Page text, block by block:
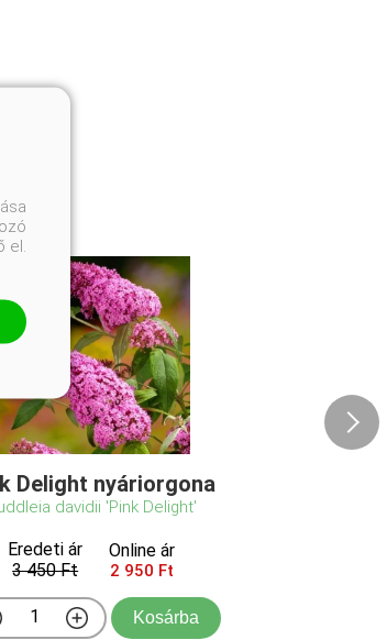
Delight nyáriorgona
davidii 'Pink Delight'
Eredeti ár
3 450 Ft
Online ár
2 950 Ft
Kosárba
el.